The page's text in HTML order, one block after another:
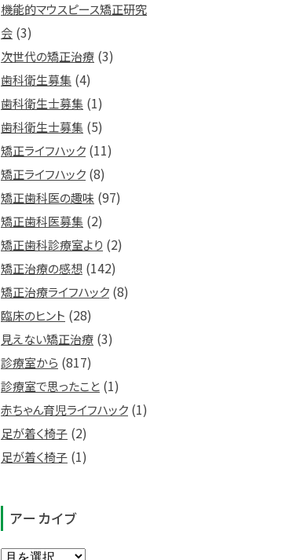
機能的マウスピース矯正研究
会 (3)
次世代の矯正治療 (3)
歯科衛生募集 (4)
歯科衛生士募集 (1)
歯科衛生士募集 (5)
矯正ライフハック (11)
矯正ライフハック (8)
矯正歯科医の趣味 (97)
矯正歯科医募集 (2)
矯正歯科診療室より (2)
矯正治療の感想 (142)
矯正治療ライフハック (8)
臨床のヒント (28)
見えない矯正治療 (3)
診療室から (817)
診療室で思ったこと (1)
赤ちゃん育児ライフハック (1)
足が着く椅子 (2)
足が着く椅子 (1)
アーカイブ